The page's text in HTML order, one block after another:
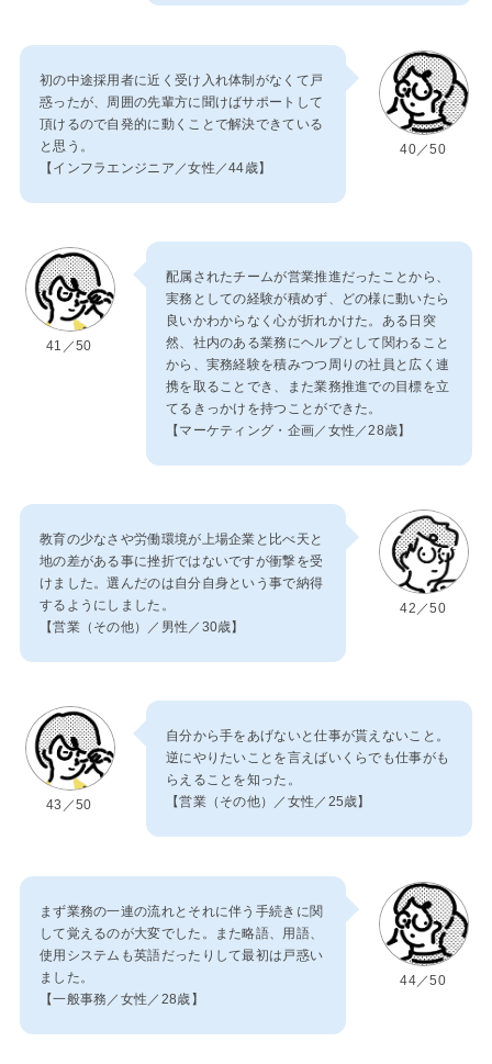
初の中途採用者に近く受け入れ体制がなくて戸
惑ったが、周囲の先輩方に聞けばサポートして
頂けるので自発的に動くことで解決できている
と思う。
【インフラエンジニア／女性／44歳】
40／50
41／50
配属されたチームが営業推進だったことから、
実務としての経験が積めず、どの様に動いたら
良いかわからなく心が折れかけた。ある日突
然、社内のある業務にヘルプとして関わること
から、実務経験を積みつつ周りの社員と広く連
携を取ることでき、また業務推進での目標を立
てるきっかけを持つことができた。
【マーケティング・企画／女性／28歳】
教育の少なさや労働環境が上場企業と比べ天と
地の差がある事に挫折ではないですが衝撃を受
けました。選んだのは自分自身という事で納得
するようにしました。
【営業（その他）／男性／30歳】
42／50
43／50
自分から手をあげないと仕事が貰えないこと。
逆にやりたいことを言えばいくらでも仕事がも
らえることを知った。
【営業（その他）／女性／25歳】
まず業務の一連の流れとそれに伴う手続きに関
して覚えるのが大変でした。また略語、用語、
使用システムも英語だったりして最初は戸惑い
ました。
【一般事務／女性／28歳】
44／50